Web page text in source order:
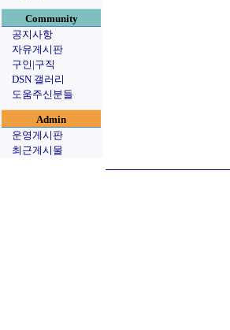
Community
공지사항
자유게시판
구인|구직
DSN 갤러리
도움주신분들
Admin
운영게시판
최근게시물